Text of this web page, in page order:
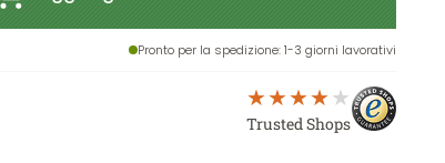
Pronto per la spedizione: 1-3 giorni lavorativi
Trusted Shops